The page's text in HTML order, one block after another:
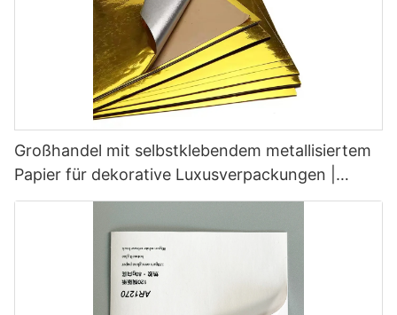
Großhandel mit selbstklebendem metallisiertem
Papier für dekorative Luxusverpackungen |
Hardvogue